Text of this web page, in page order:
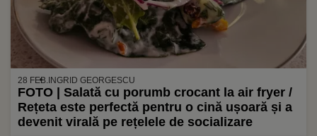
28 FEB. INGRID GEORGESCU
FOTO | Salată cu porumb crocant la air fryer /
Rețeta este perfectă pentru o cină ușoară și a
devenit virală pe rețelele de socializare